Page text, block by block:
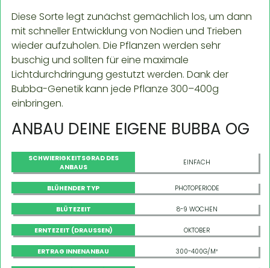
Diese Sorte legt zunächst gemächlich los, um dann
mit schneller Entwicklung von Nodien und Trieben
wieder aufzuholen. Die Pflanzen werden sehr
buschig und sollten für eine maximale
Lichtdurchdringung gestutzt werden. Dank der
Bubba-Genetik kann jede Pflanze 300–400g
einbringen.
ANBAU DEINE EIGENE BUBBA OG
SCHWIERIGKEITSGRAD DES
ANBAUS
EINFACH
BLÜHENDER TYP PHOTOPERIODE
BLÜTEZEIT 8-9 WOCHEN
ERNTEZEIT (DRAUSSEN) OKTOBER
ERTRAG INNENANBAU 300-400G/M²